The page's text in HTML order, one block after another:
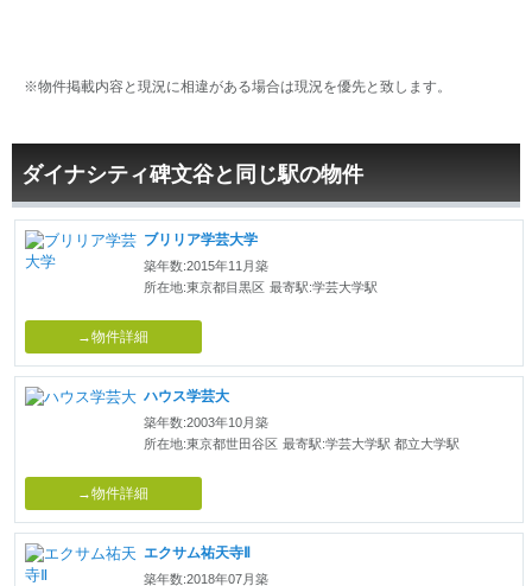
※物件掲載内容と現況に相違がある場合は現況を優先と致します。
ダイナシティ碑文谷と同じ駅の物件
ブリリア学芸大学
築年数:2015年11月築
所在地:東京都目黒区 最寄駅:学芸大学駅
→物件詳細
ハウス学芸大
築年数:2003年10月築
所在地:東京都世田谷区 最寄駅:学芸大学駅 都立大学駅
→物件詳細
エクサム祐天寺Ⅱ
築年数:2018年07月築